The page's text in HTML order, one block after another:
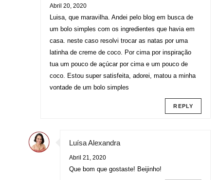
Abril 20, 2020
Luisa, que maravilha. Andei pelo blog em busca de
um bolo simples com os ingredientes que havia em
casa. neste caso resolvi trocar as natas por uma
latinha de creme de coco. Por cima por inspiração
tua um pouco de açúcar por cima e um pouco de
coco. Estou super satisfeita, adorei, matou a minha
vontade de um bolo simples
REPLY
Luísa Alexandra
Abril 21, 2020
Que bom que gostaste! Beijinho!